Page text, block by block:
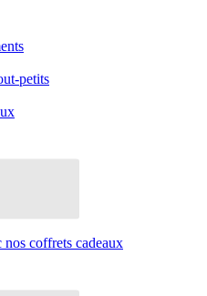
petits
coffrets cadeaux